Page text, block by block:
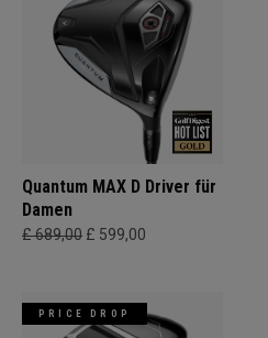
Quantum MAX D Driver für
Damen
£ 689,00 £ 599,00
PRICE DROP